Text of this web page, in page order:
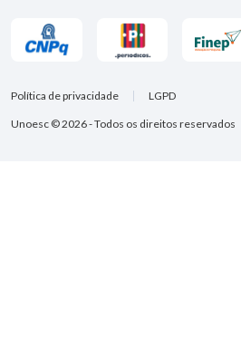
Unoesc © 2026 - Todos os direitos reservados
Política de privacidade LGPD